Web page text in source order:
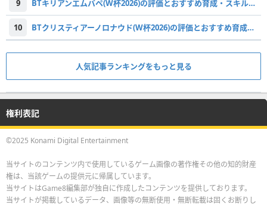
9 BTキリアンエムバペ(W杯2026)の評価とおすすめ育成・スキル追加
10 BTクリスティアーノロナウド(W杯2026)の評価とおすすめ育成・スキル追加
人気記事ランキングをもっと見る
権利表記
©2025 Konami Digital Entertainment
当サイトのコンテンツ内で使用しているゲーム画像の著作権その他の知的財産
権は、当該ゲームの提供元に帰属しています。
当サイトはGame8編集部が独自に作成したコンテンツを提供しております。
当サイトが掲載しているデータ、画像等の無断使用・無断転載は固くお断りし